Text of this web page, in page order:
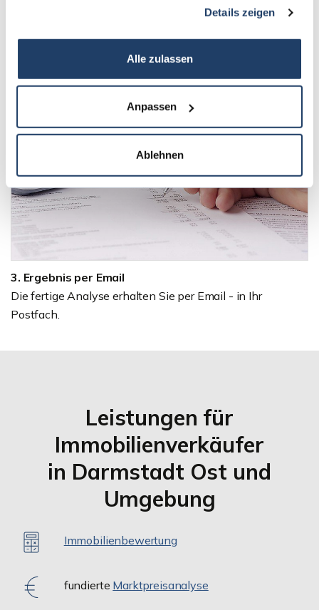
Details zeigen
Alle zulassen
Anpassen
Ablehnen
Datenverarbeitung und Auswertung anhand
vergleichbarer Objekte.
3. Ergebnis per Email
Die fertige Analyse erhalten Sie per Email - in Ihr
Postfach.
Leistungen für
Immobilienverkäufer
in Darmstadt Ost und
Umgebung
Immobilienbewertung
fundierte Marktpreisanalyse